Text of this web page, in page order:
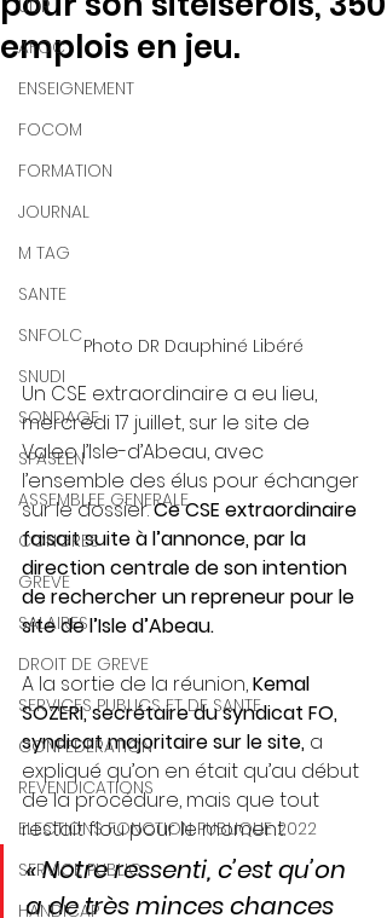
UDR
AFOC
ENSEIGNEMENT
FOCOM
FORMATION
JOURNAL
M TAG
SANTE
SNFOLC
SNUDI
SONDAGE
SPASEEN
ASSEMBLEE GENERALE
CONGRES
GREVE
SALAIRES
DROIT DE GREVE
SERVICES PUBLICS ET DE SANTE
CONFEDERATION
REVENDICATIONS
ELECTIONS FONCTION PUBLIQUE 2022
SERVICE PUBLIC
HANDICAP
emplois en jeu.
Photo DR Dauphiné Libéré
Un CSE extraordinaire a eu lieu,
mercredi 17 juillet, sur le site de
Valeo l’Isle-d’Abeau, avec
l’ensemble des élus pour échanger
sur le dossier. Ce CSE extraordinaire
faisait suite à l’annonce, par la
direction centrale de son intention
de rechercher un repreneur pour le
site de l’Isle d’Abeau.
A la sortie de la réunion, Kemal
SOZERI, secrétaire du syndicat FO,
syndicat majoritaire sur le site, a
expliqué qu’on en était qu’au début
de la procédure, mais que tout
restait flou pour le moment.
« Notre ressenti, c’est qu’on
a de très minces chances